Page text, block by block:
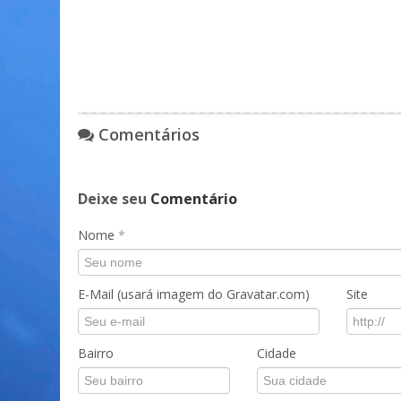
Comentários
Deixe seu Comentário
Nome *
E-Mail (usará imagem do Gravatar.com) Site
Bairro Cidade